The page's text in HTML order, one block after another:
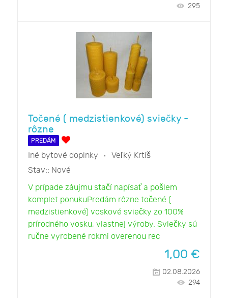
295
Točené ( medzistienkové) sviečky -
rôzne
PREDÁM
Iné bytové doplnky
Veľký Krtíš
Stav:: Nové
V prípade záujmu stačí napísať a pošlem
komplet ponukuPredám rôzne točené (
medzistienkové) voskové sviečky zo 100%
prírodného vosku, vlastnej výroby. Sviečky sú
ručne vyrobené rokmi overenou rec
1,00 €
02.08.2026
294